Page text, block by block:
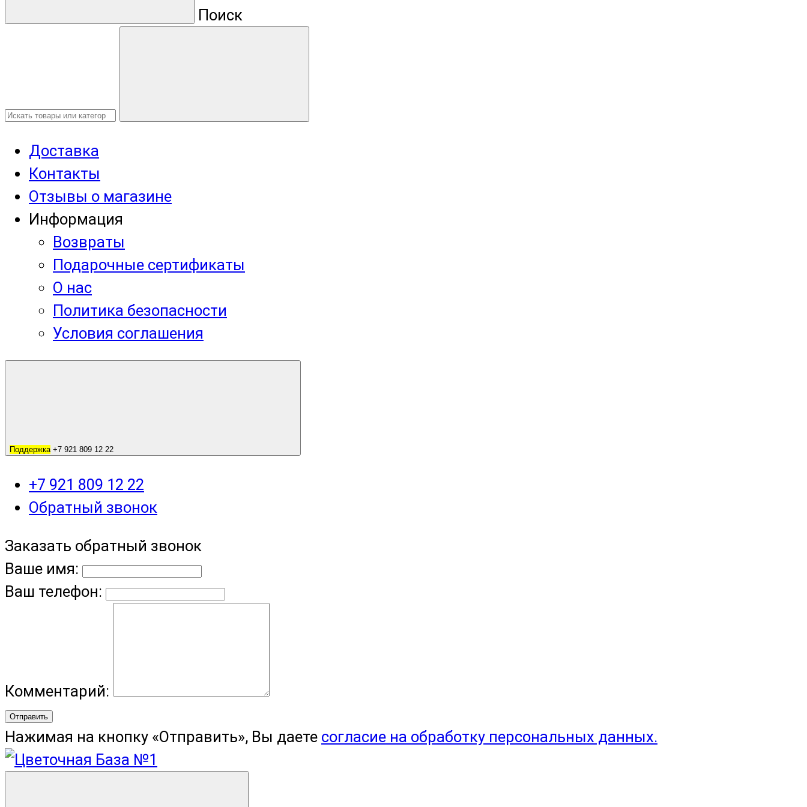
Поиск
Доставка
Контакты
Отзывы о магазине
Информация
Возвраты
Подарочные сертификаты
О нас
Политика безопасности
Условия соглашения
Поддержка +7 921 809 12 22
+7 921 809 12 22
Обратный звонок
Заказать обратный звонок
Ваше имя:
Ваш телефон:
Комментарий:
Отправить
Нажимая на кнопку «Отправить», Вы даете согласие на обработку персональных данных.